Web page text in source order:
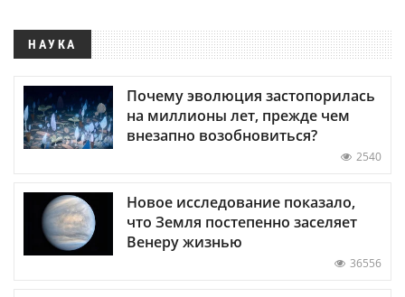
НАУКА
Почему эволюция застопорилась
на миллионы лет, прежде чем
внезапно возобновиться?
2540
Новое исследование показало,
что Земля постепенно заселяет
Венеру жизнью
36556